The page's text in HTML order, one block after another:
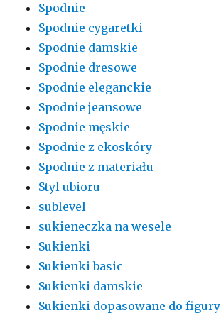
Spodnie
Spodnie cygaretki
Spodnie damskie
Spodnie dresowe
Spodnie eleganckie
Spodnie jeansowe
Spodnie męskie
Spodnie z ekoskóry
Spodnie z materiału
Styl ubioru
sublevel
sukieneczka na wesele
Sukienki
Sukienki basic
Sukienki damskie
Sukienki dopasowane do figury